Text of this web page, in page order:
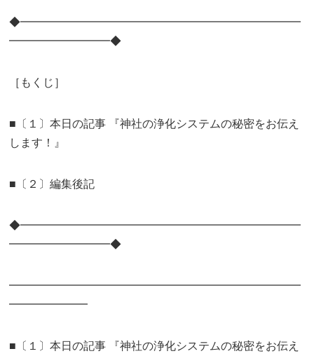
◆━━━━━━━━━━━━━━━━━━━━━━━━━
━━━━━━━━━◆
［もくじ］
■〔１〕本日の記事 『神社の浄化システムの秘密をお伝え
します！』
■〔２〕編集後記
◆━━━━━━━━━━━━━━━━━━━━━━━━━
━━━━━━━━━◆
━━━━━━━━━━━━━━━━━━━━━━━━━━
━━━━━━━
■〔１〕本日の記事 『神社の浄化システムの秘密をお伝え